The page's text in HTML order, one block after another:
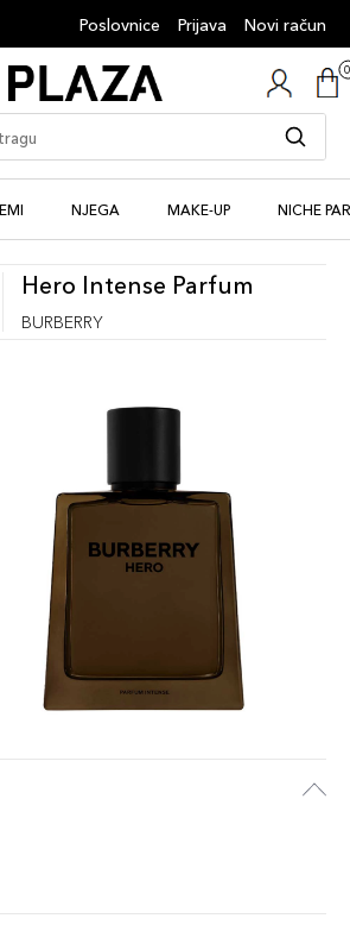
Poslovnice Prijava Novi račun
NJEGA MAKE-UP NICHE
Hero Intense Parfum
BURBERRY